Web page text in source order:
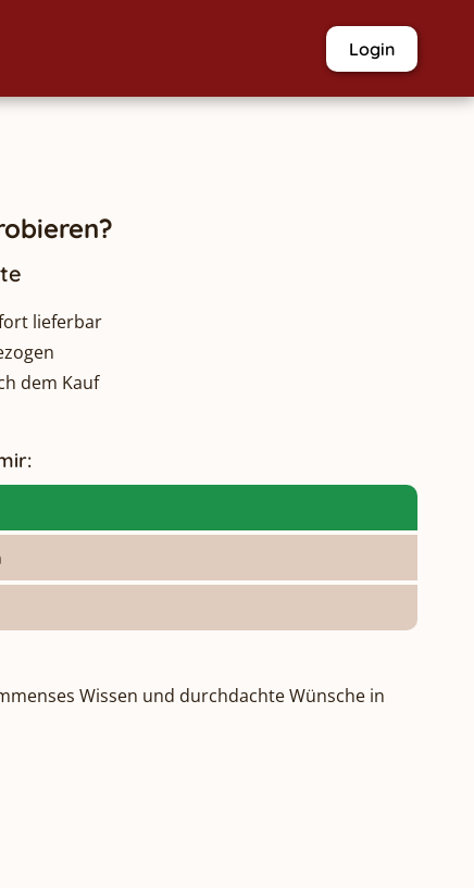
Login
lieferbar
dem Kauf
Wissen und durchdachte Wünsche in